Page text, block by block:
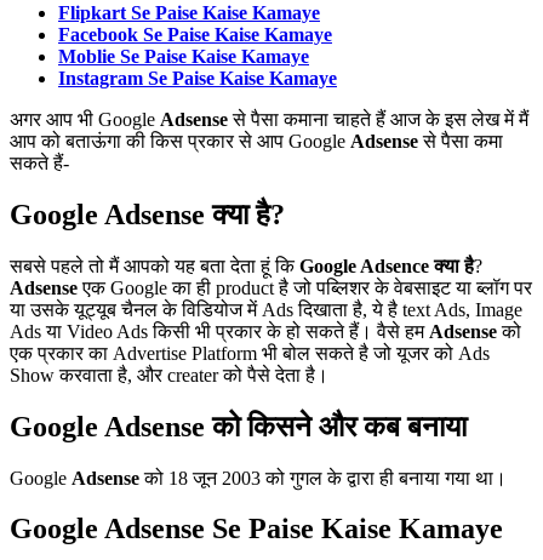
Flipkart Se Paise Kaise Kamaye
Facebook Se Paise Kaise Kamaye
Moblie Se Paise Kaise Kamaye
Instagram Se Paise Kaise Kamaye
अगर आप भी Google Adsenseसे पैसा कमाना चाहते हैं आज के इस लेख में मैं
आप को बताऊंगा की किस प्रकार से आप Google Adsenseसे पैसा कमा
सकते हैं-
Google Adsense क्या है?
सबसे पहले तो मैं आपको यह बता देता हूं किGoogle Adsence क्या है?
Adsenseएक Google का ही product है जो पब्लिशर के वेबसाइट या ब्लॉग पर
या उसके यूट्यूब चैनल के विडियोज में Ads दिखाता है, ये है text Ads, Image
Ads या Video Ads किसी भी प्रकार के हो सकते हैं। वैसे हम Adsenseको
एक प्रकार का Advertise Platform भी बोल सकते है जो यूजर को Ads
Show करवाता है, और creater को पैसे देता है।
Google Adsense को किसने और कब बनाया
Google Adsenseको 18 जून 2003 को गुगल के द्वारा ही बनाया गया था।
Google Adsense Se Paise Kaise Kamaye